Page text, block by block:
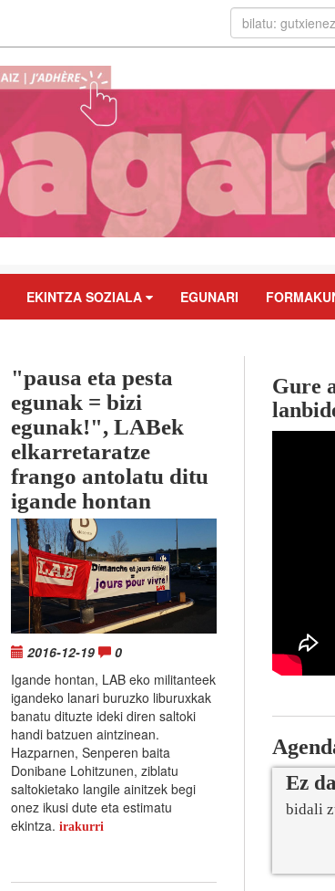
EKINTZA SOZIALA EGUNARI
"pausa eta pesta
egunak = bizi
egunak!", LABek
elkarretaratze
frango antolatu ditu
igande hontan
2016-12-19
0
Igande hontan, LAB eko militanteek
igandeko lanari buruzko liburuxkak
banatu dituzte ideki diren saltoki
handi batzuen aintzinean.
Hazparnen, Senperen baita
Donibane Lohitzunen, ziblatu
saltokietako langile ainitzek begi
onez ikusi dute eta estimatu
ekintza.irakurri
Gure
Ez
bidali